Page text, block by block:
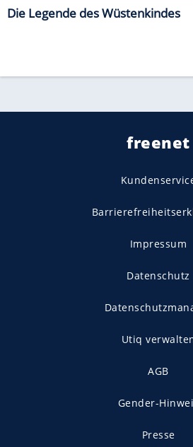
Die Legende des Wüstenkindes
freenet
Impressum
Datenschutz
Utiq
AGB
Gender-
Presse